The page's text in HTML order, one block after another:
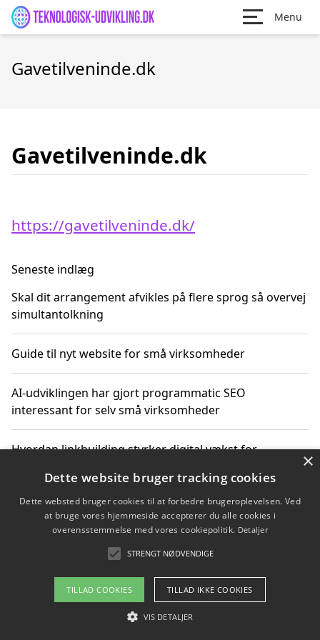
Menu
Gavetilveninde.dk
Gavetilveninde.dk
https://gavetilveninde.dk/
Seneste indlæg
Skal dit arrangement afvikles på flere sprog så overvej
simultantolkning
Guide til nyt website for små virksomheder
AI-udviklingen har gjort programmatic SEO
interessant for selv små virksomheder
Hvordan linkbuilding styrker digital vækst for
Sådan har udviklingen inden for genbrug af elektronik
ændret sig
Copyright 2026 - Pilanto Aps
Om / kontakt
×
Dette website bruger tracking cookies
Dette websted bruger cookies til at forbedre brugeroplevelsen. Ved
at bruge vores hjemmeside accepterer du alle cookies i
overensstemmelse med vores cookiepolitik. Detaljer
STRENGT NØDVENDIGE
TILLAD COOKIES TILLAD IKKE COOKIES
VIS DETALJER